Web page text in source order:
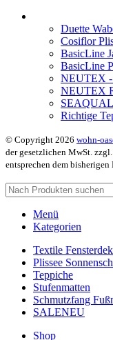
Duette
Cosiflor
BasicLine
BasicLine
NEUTEX -
NEUTEX
Richtige
© Copyright 2026 wohn-
der gesetzlichen MwSt. zzgl.
entsprechen dem
Menü
Kategorien
Textile
Plissee
Teppiche
Stufenmatten
Schmutzfang
SALENEU
Shop